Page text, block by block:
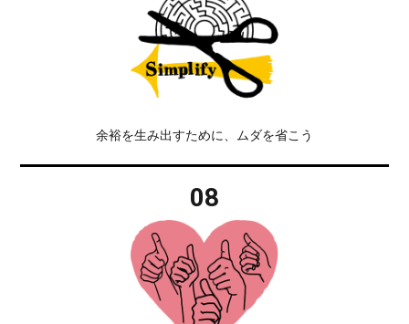
余裕を生み出すために、ムダを省こう
08